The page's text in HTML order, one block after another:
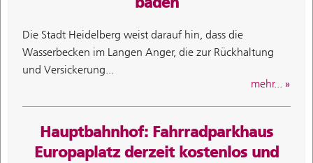
Die Stadt Heidelberg weist darauf hin, dass die
Wasserbecken im Langen Anger, die zur Rückhaltung
und Versickerung...
mehr...
Hauptbahnhof: Fahrradparkhaus
Europaplatz derzeit kostenlos und